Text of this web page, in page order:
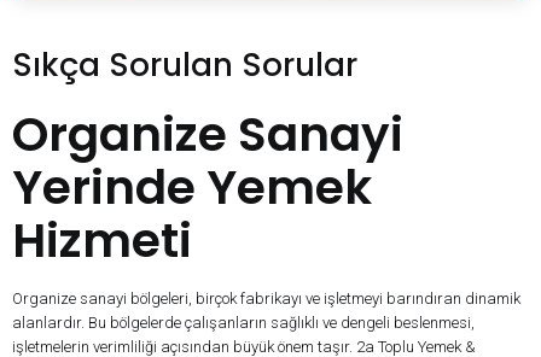
Sıkça Sorulan Sorular
Organize Sanayi
Yerinde Yemek
Hizmeti
Organize sanayi bölgeleri, birçok fabrikayı ve işletmeyi barındıran dinamik
alanlardır. Bu bölgelerde çalışanların sağlıklı ve dengeli beslenmesi,
işletmelerin verimliliği açısından büyük önem taşır. 2a Toplu Yemek &